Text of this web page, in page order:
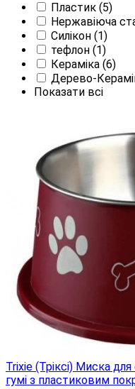
Пластик (5)
Нержавіюча
Силікон (1)
тефлон (1)
Кераміка (6)
Дерево-
Показати всі
Trixie (Тріксі) Миска
гумі з пластиковим